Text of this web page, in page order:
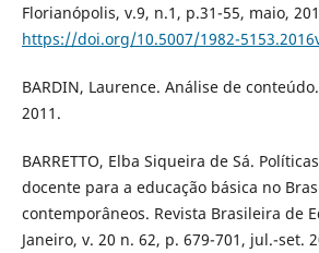
Florianópolis, v.9, n.1, p.31-55, maio,
https://doi.org/10.5007/1982-
BARDIN, Laurence. Análise de
2011.
BARRETTO, Elba Siqueira de Sá.
docente para a educação básica no
contemporâneos. Revista Brasileira de
Janeiro, v. 20 n. 62, p. 679-701, jul.-set.